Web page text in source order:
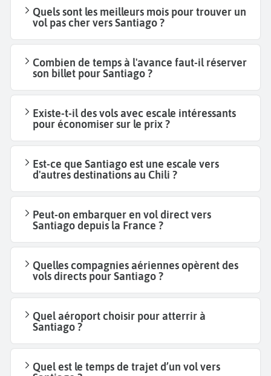
Quels sont les meilleurs mois pour trouver un
vol pas cher vers Santiago ?
Combien de temps à l'avance faut-il réserver
son billet pour Santiago ?
Existe-t-il des vols avec escale intéressants
pour économiser sur le prix ?
Est-ce que Santiago est une escale vers
d'autres destinations au Chili ?
Peut-on embarquer en vol direct vers
Santiago depuis la France ?
Quelles compagnies aériennes opèrent des
vols directs pour Santiago ?
Quel aéroport choisir pour atterrir à
Santiago ?
Quel est le temps de trajet d’un vol vers